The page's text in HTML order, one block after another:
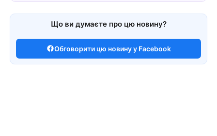
Що ви думаєте про цю новину?
Обговорити цю новину у Facebook